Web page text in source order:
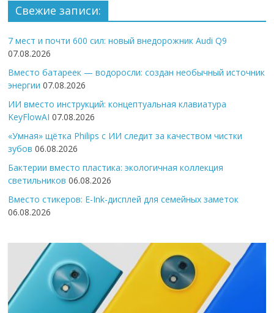
Свежие записи:
7 мест и почти 600 сил: новый внедорожник Audi Q9
07.08.2026
Вместо батареек — водоросли: создан необычный источник
энергии 07.08.2026
ИИ вместо инструкций: концептуальная клавиатура
KeyFlowAI 07.08.2026
«Умная» щётка Philips с ИИ следит за качеством чистки
зубов 06.08.2026
Бактерии вместо пластика: экологичная коллекция
светильников 06.08.2026
Вместо стикеров: E-Ink-дисплей для семейных заметок
06.08.2026